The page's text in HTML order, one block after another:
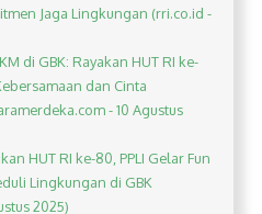
Jaga Lingkungan (rri.co.id -
di GBK: Rayakan HUT RI ke-
dan Cinta
- 10 Agustus
HUT RI ke-80, PPLI Gelar Fun
Lingkungan di GBK
2025)